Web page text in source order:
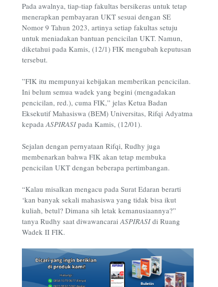
Pada awalnya, tiap-tiap fakultas bersikeras untuk tetap
menerapkan pembayaran UKT sesuai dengan SE
Nomor 9 Tahun 2023, artinya setiap fakultas setuju
untuk meniadakan bantuan pencicilan UKT. Namun,
diketahui pada Kamis, (12/1) FIK mengubah keputusan
tersebut.
”FIK itu mempunyai kebijakan memberikan pencicilan.
Ini belum semua wadek yang begini (mengadakan
pencicilan, red.), cuma FIK,” jelas Ketua Badan
Eksekutif Mahasiswa (BEM) Universitas, Rifqi Adyatma
kepadaASPIRASIpada Kamis, (12/01).
Sejalan dengan pernyataan Rifqi, Rudhy juga
membenarkan bahwa FIK akan tetap membuka
pencicilan UKT dengan beberapa pertimbangan.
“Kalau misalkan mengacu pada Surat Edaran berarti
‘kan banyak sekali mahasiswa yang tidak bisa ikut
kuliah, betul? Dimana sih letak kemanusiaannya?”
tanya Rudhy saat diwawancaraiASPIRASIdi Ruang
Wadek II FIK.